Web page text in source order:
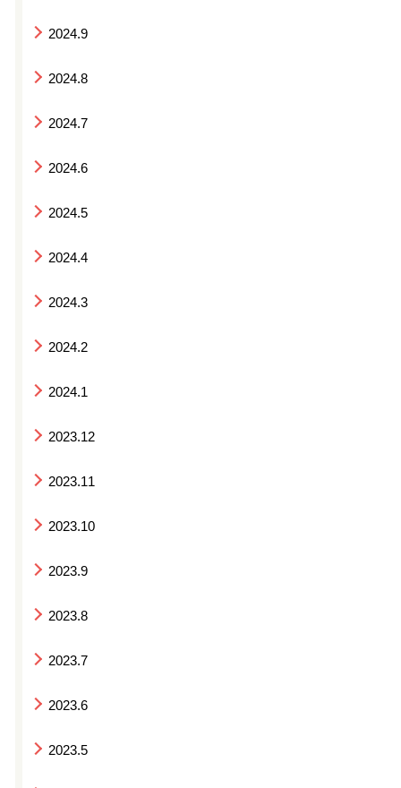
2024.9
2024.8
2024.7
2024.6
2024.5
2024.4
2024.3
2024.2
2024.1
2023.12
2023.11
2023.10
2023.9
2023.8
2023.7
2023.6
2023.5